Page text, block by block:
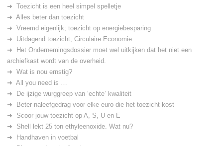
Toezicht is een heel simpel spelletje
Alles beter dan toezicht
Vreemd eigenlijk; toezicht op energiebesparing
Uitdagend toezicht; Circulaire Economie
Het Ondernemingsdossier moet wel uitkijken dat het niet een
archiefkast wordt van de overheid.
Wat is nou ernstig?
All you need is …
De ijzige wurggreep van ‘echte’ kwaliteit
Beter naleefgedrag voor elke euro die het toezicht kost
Scoor jouw toezicht op A, S, U en E
Shell lekt 25 ton ethyleenoxide. Wat nu?
Handhaven in voetbal